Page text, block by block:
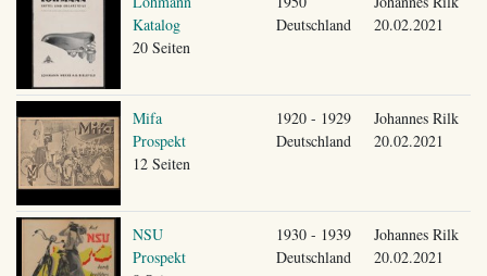
Katalog
20 Seiten
Deutschland
20.02.2021
Mifa
Prospekt
12 Seiten
1920 - 1929
Deutschland
Johannes Rilk
20.02.2021
NSU
Prospekt
1930 - 1939
Deutschland
Johannes Rilk
20.02.2021